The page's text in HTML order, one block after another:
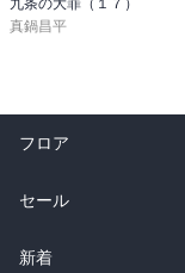
九条の大罪（１７）
真鍋昌平
フロア
総合
ラノベ
セール
総合
新着